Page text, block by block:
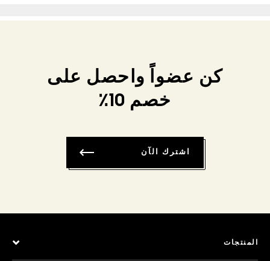
كن عضواً واحصل على
خصم 10٪
اشترك الآن
المنتجات